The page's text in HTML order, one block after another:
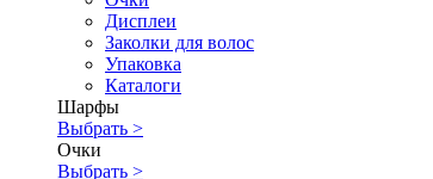
Дисплеи
Заколки для волос
Упаковка
Каталоги
Шарфы
Выбрать >
Очки
Выбрать >